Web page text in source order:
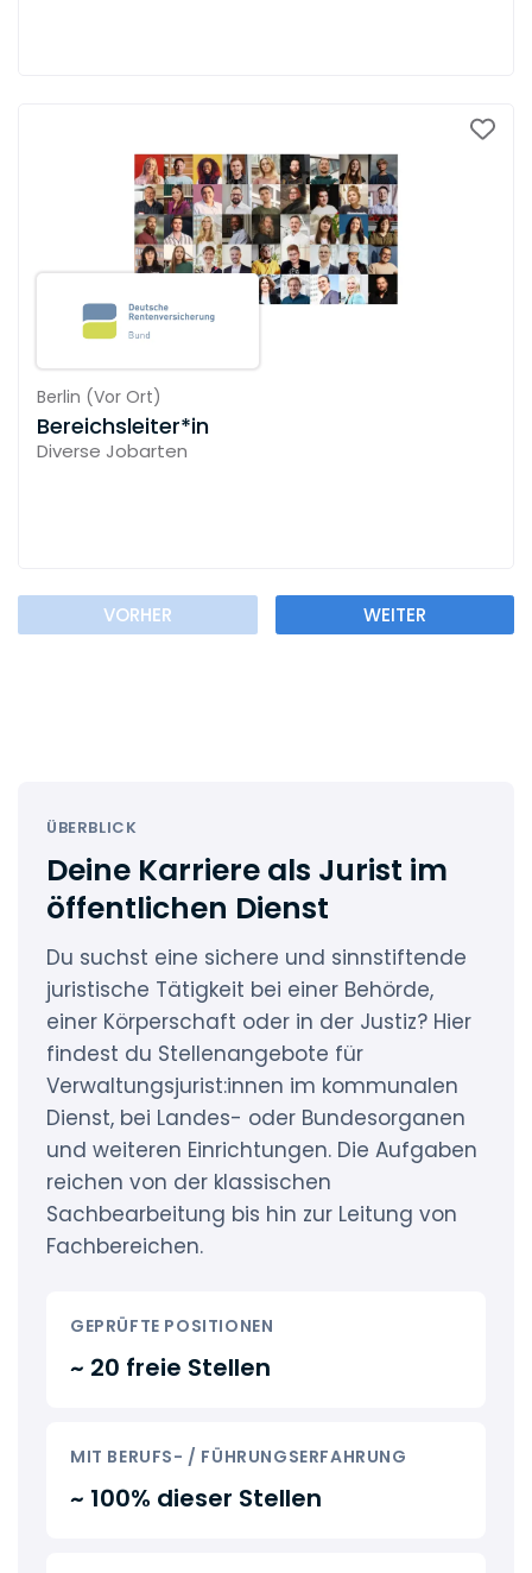
Berlin (Vor Ort)
Bereichsleiter*in
Diverse Jobarten
VORHER WEITER
ÜBERBLICK
Deine Karriere als Jurist im
öffentlichen Dienst
Du suchst eine sichere und sinnstiftende
juristische Tätigkeit bei einer Behörde,
einer Körperschaft oder in der Justiz? Hier
findest du Stellenangebote für
Verwaltungsjurist:innen im kommunalen
Dienst, bei Landes- oder Bundesorganen
und weiteren Einrichtungen. Die Aufgaben
reichen von der klassischen
Sachbearbeitung bis hin zur Leitung von
Fachbereichen.
GEPRÜFTE POSITIONEN
~ 20 freie Stellen
MIT BERUFS- / FÜHRUNGSERFAHRUNG
~ 100% dieser Stellen